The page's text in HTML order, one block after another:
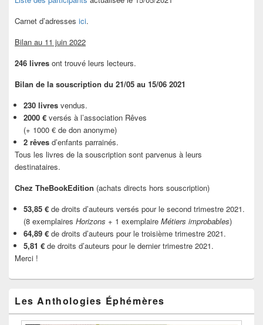
Carnet d’adresses ici.
Bilan au 11 juin 2022
246 livres ont trouvé leurs lecteurs.
Bilan de la souscription du 21/05 au 15/06 2021
230 livres vendus.
2000 € versés à l’association Rêves
(+ 1000 € de don anonyme)
2 rêves d’enfants parrainés.
Tous les livres de la souscription sont parvenus à leurs
destinataires.
Chez TheBookEdition (achats directs hors souscription)
53,85 € de droits d’auteurs versés pour le second trimestre 2021.
(8 exemplaires Horizons + 1 exemplaire Métiers improbables)
64,89 € de droits d’auteurs pour le troisième trimestre 2021.
5,81 € de droits d’auteurs pour le dernier trimestre 2021.
Merci !
Les Anthologies Éphémères